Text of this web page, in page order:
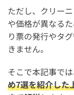
ただし、クリー
や価格が異なる
り票の発行やタ
きません。
そこで本記事では
め7選を紹介した